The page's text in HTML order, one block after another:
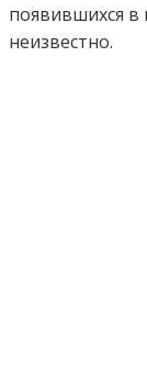
появившихся в
неизвестно.